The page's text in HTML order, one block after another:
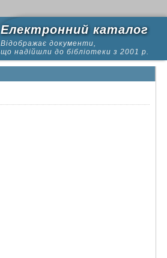
Електронний каталог
Відображає документи,
що надійшли до бібліотеки з 2001 р.